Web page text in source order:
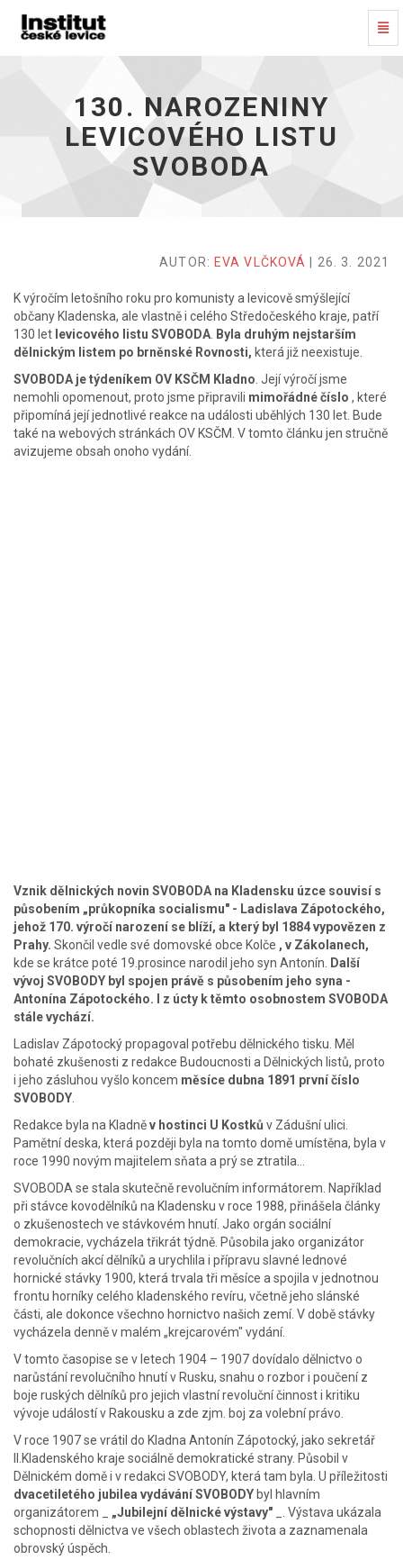
SVOBODA
stránku
130. NAROZENINY
LEVICOVÉHO LISTU
SVOBODA
AUTOR: EVA VLČKOVÁ | 26. 3. 2021
K výročím letošního roku pro komunisty a levicově smýšlející
občany Kladenska, ale vlastně i celého Středočeského kraje, patří
130 let levicového listu SVOBODA Byla druhým nejstarším
dělnickým listem po brněnské Rovnosti, která již neexistuje.
SVOBODA je týdeníkem OV KSČM Kladno . Její výročí jsme
nemohli opomenout, proto jsme připravili mimořádné číslo , které
připomíná její jednotlivé reakce na události uběhlých 130 let. Bude
také na webových stránkách OV KSČM. V tomto článku jen stručně
avizujeme obsah onoho vydání.
Vznik dělnických novin SVOBODA na Kladensku úzce souvisí s
působením „průkopníka socialismu" - Ladislava Zápotockého,
jehož 170. výročí narození se blíží, a který byl 1884 vypovězen z
Prahy. Skončil vedle své domovské obce Kolče , v Zákolanech,
kde se krátce poté 19.prosince narodil jeho syn Antonín.
Další
vývoj SVOBODY byl spojen právě s působením jeho syna -
Antonína Zápotockého. I z úcty k těmto osobnostem SVOBODA
stále vychází.
Ladislav Zápotocký propagoval potřebu dělnického tisku. Měl
bohaté zkušenosti z redakce Budoucnosti a Dělnických listů, proto
i jeho zásluhou vyšlo koncem měsíce dubna 1891 první číslo
SVOBODY
Redakce byla na Kladněv hostinci U Kostků v Zádušní ulici.
Pamětní deska, která později byla na tomto domě umístěna, byla v
roce 1990 novým majitelem sňata a prý se ztratila…
SVOBODA se stala skutečně revolučním informátorem. Například
při stávce kovodělníků na Kladensku v roce 1988, přinášela články
o zkušenostech ve stávkovém hnutí. Jako orgán sociální
demokracie, vycházela třikrát týdně. Působila jako organizátor
revolučních akcí dělníků a urychlila i přípravu slavné lednové
hornické stávky 1900, která trvala tři měsíce a spojila v jednotnou
frontu horníky celého kladenského revíru, včetně jeho slánské
části, ale dokonce všechno hornictvo našich zemí. V době stávky
vycházela denně v malém „krejcarovém" vydání.
V tomto časopise se v letech 1904 – 1907 dovídalo dělnictvo o
narůstání revolučního hnutí v Rusku, snahu o rozbor i poučení z
boje ruských dělníků pro jejich vlastní revoluční činnost i kritiku
vývoje událostí v Rakousku a zde zjm. boj za volební právo.
V roce 1907 se vrátil do Kladna Antonín Zápotocký, jako sekretář
II.Kladenského kraje sociálně demokratické strany. Působil v
Dělnickém domě i v redakci SVOBODY, která tam byla. U příležitosti
dvacetiletého jubilea vydávání SVOBODY byl hlavním
organizátorem _ „Jubilejní dělnické výstavy" _. Výstava ukázala
schopnosti dělnictva ve všech oblastech života a zaznamenala
obrovský úspěch.